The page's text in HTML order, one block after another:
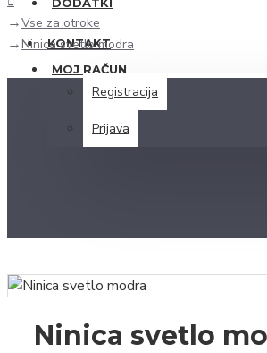
KONTAKT
MOJ RAČUN
Registracija
Prijava
Vse za otroke
Ninica svetlo modra
Ninica svetlo